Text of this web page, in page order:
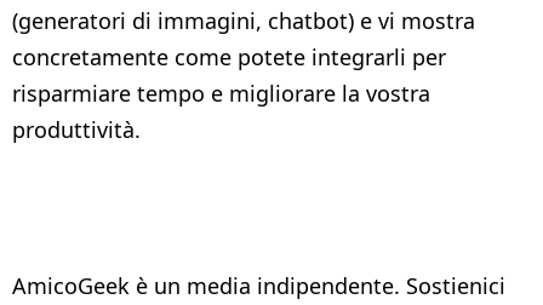
(generatori di immagini, chatbot) e vi mostra
concretamente come potete integrarli per
risparmiare tempo e migliorare la vostra
produttività.
AmicoGeek è un media indipendente. Sostienici